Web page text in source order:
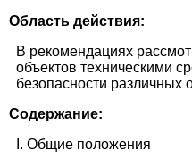
Область действия:
В рекомендациях
объектов техническими
безопасности различных
Содержание:
I. Общие положения